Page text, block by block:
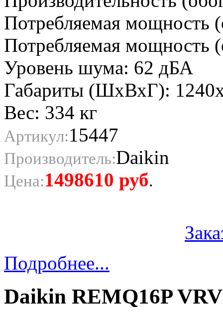
Потребляемая мощность
Потребляемая мощность
Уровень шума: 62 дБА
Габариты (ШхВхГ):
Вес: 334 кг
Артикул:15447
Производитель:Daikin
Цена:1498610 руб.
Подробнее...
Daikin REMQ16P